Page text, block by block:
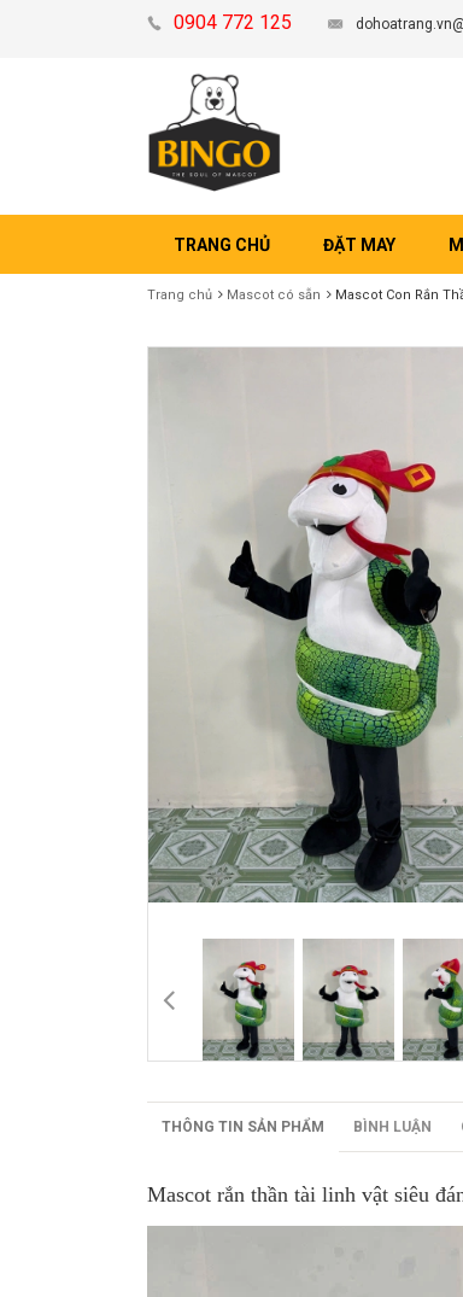
0904 772 125
TRANG CHỦ ĐẶT MAY
Trang chủ Mascot có sẵn Mascot Con Rắn
THÔNG TIN SẢN PHẨM BÌNH LUẬN
Mascot rắn thần tài linh vật siêu